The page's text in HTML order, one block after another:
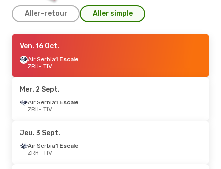
Aller-retour Aller simple
Ven. 16 Oct.
Air Serbia1 Escale
ZRH- TIV
TIV- ZRH
Ven. 28 Août- Ven. 4 Sept.
Air Serbia1 Escale
TIV- ZRH
Ven. 16 Oct.
Air Serbia1 Escale
ZRH- TIV
Mer. 2 Sept.
Air Serbia1 Escale
ZRH- TIV
Jeu. 3 Sept.
Air Serbia1 Escale
ZRH- TIV